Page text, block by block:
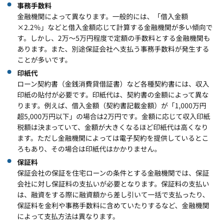
事務手数料
金融機関によって異なります。一般的には、「借入金額
×2.2％」などと借入金額応じて計算する金融機関が多い傾向で
す。しかし、2万～5万円程度で定額の手数料とする金融機関も
あります。また、別途保証会社へ支払う事務手数料が発生する
ことが多いです。
印紙代
ローン契約書（金銭消費貸借証書）など各種契約書には、収入
印紙の貼付が必要です。印紙代は、契約書の金額によって異な
ります。例えば、借入金額（契約書記載金額）が「1,000万円
超5,000万円以下」の場合は2万円です。金額に応じて収入印紙
税額は決まっていて、金額が大きくなるほど印紙代は高くなり
ます。ただし金融機関によっては電子契約を提供しているとこ
ろもあり、その場合は印紙代はかかりません。
保証料
保証会社の保証を住宅ローンの条件とする金融機関では、保証
会社に対し保証料の支払いが必要となります。保証料の支払い
は、融資をする際に融資額から差し引いて一括で支払ったり、
保証料を金利や事務手数料に含めていたりするなど、金融機関
によって支払方法は異なります。